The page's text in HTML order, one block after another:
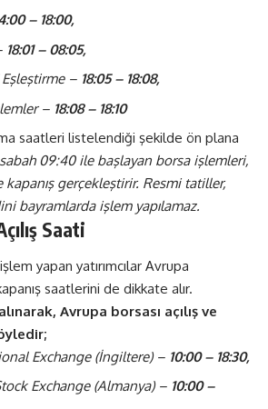
– 18:00,
18:01 – 08:05,
– 18:05 – 18:08,
– 18:08 – 18:10
saatleri listelendiği şekilde ön plana
09:40 ile başlayan borsa işlemleri,
kapanış gerçekleştirir. Resmi tatiller,
bayramlarda işlem yapılamaz.
Saati
yapan yatırımcılar Avrupa
saatlerini de dikkate alır.
Avrupa borsası açılış ve
Exchange (İngiltere) – 10:00 – 18:30,
Exchange (Almanya) – 10:00 –